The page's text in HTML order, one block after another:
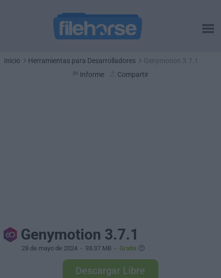
Inicio Herramientas para Desarrolladores
Genymotion 3.7.1
Informe
Compartir
Genymotion 3.7.1
28 de mayo de 2024 - 93.37 MB - Gratis
Descargar Libre